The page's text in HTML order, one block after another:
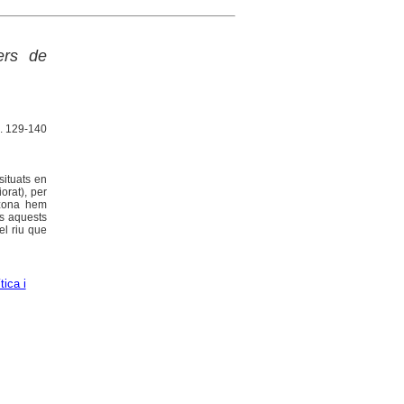
de
129-140
en
per
hem
aquests
riu que
i